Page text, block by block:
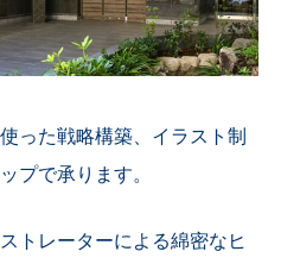
った戦略構築、イラスト制
プで承ります。
トレーターによる綿密なヒ